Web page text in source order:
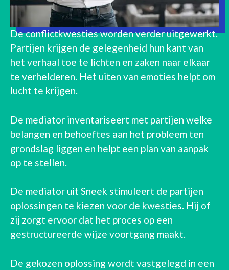
De conflictkwesties worden verder uitgewerkt.
Partijen krijgen de gelegenheid hun kant van
het verhaal toe te lichten en zaken naar elkaar
te verhelderen. Het uiten van emoties helpt om
lucht te krijgen.
De mediator inventariseert met partijen welke
belangen en behoeftes aan het probleem ten
grondslag liggen en helpt een plan van aanpak
op te stellen.
De mediator uit Sneek stimuleert de partijen
oplossingen te kiezen voor de kwesties. Hij of
zij zorgt ervoor dat het proces op een
gestructureerde wijze voortgang maakt.
De gekozen oplossing wordt vastgelegd in een